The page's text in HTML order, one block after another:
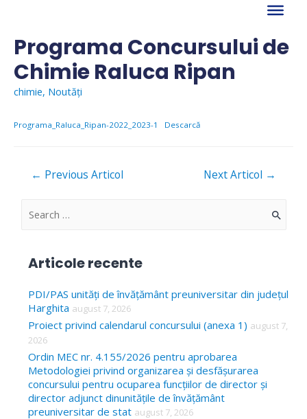
contentPrograma Concursului de
Chimie Raluca Ripan
chimie, Noutăți
Programa_Raluca_Ripan-2022_2023-1 Descarcă
Navigare
← Previous Articol Next Articol →
S
c
h
f
o
r
Articole recente
PDI/PAS unități de învățământ preuniversitar din județul
Harghita august 7, 2026
Proiect privind calendarul concursului (anexa 1) august 7,
2026
Ordin MEC nr. 4.155/2026 pentru aprobarea
Metodologiei privind organizarea și desfășurarea
concursului pentru ocuparea funcțiilor de director și
director adjunct dinunitățile de învățământ
preuniversitar de stat august 7, 2026